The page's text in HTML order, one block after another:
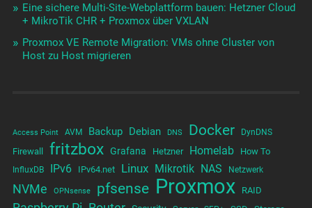
Eine sichere Multi-Site-Webplattform bauen: Hetzner Cloud
+ MikroTik CHR + Proxmox über VXLAN
Proxmox VE Remote Migration: VMs ohne Cluster von
Host zu Host migrieren
Access Point AVM Backup Debian DNS Docker DynDNS
Firewall fritzbox Grafana Hetzner Homelab How To
InfluxDB IPv6 IPv64.net Linux Mikrotik NAS Netzwerk
NVMe OPNsense pfsense Proxmox RAID